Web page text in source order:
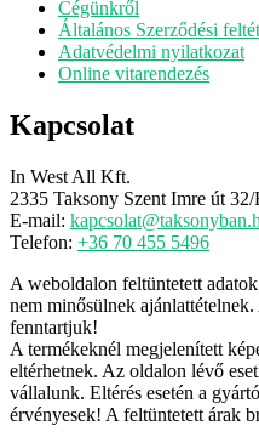
Cégünkről
Általános Szerződési
Adatvédelmi nyilatkozat
Online vitarendezés
Kapcsolat
In West All Kft.
2335 Taksony Szent Imre út 32/
E-mail:
Telefon: +36 70 455 5496
A weboldalon feltüntetett
nem minősülnek
fenntartjuk!
A termékeknél megjelenített
eltérhetnek. Az oldalon lévő
vállalunk. Eltérés esetén a
érvényesek! A feltüntetett árak